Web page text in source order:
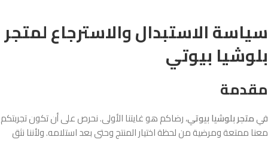
سياسة الاستبدال والاسترجاع لمتجر
بلوشيا بيوتي
مقدمة
فيمتجر بلوشيا بيوتي، رضاكم هو غايتنا الأولى. نحرص على أن تكون تجربتكم
معنا ممتعة ومرضية من لحظة اختيار المنتج وحتى بعد استلامه. ولأننا نثق